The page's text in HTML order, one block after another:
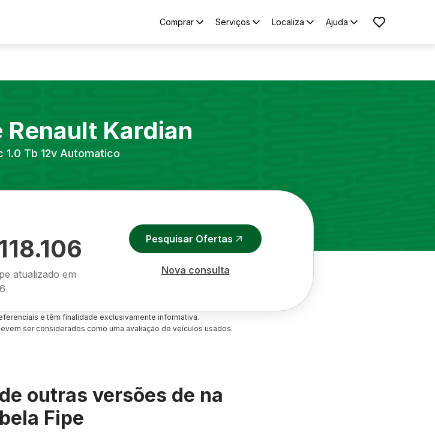
Comprar Serviços Localiza Ajuda
Renault Kardian
1.0 Tb 12v Automatico
atualizado em
Pesquisar Ofertas
Nova consulta
e têm finalidade exclusivamente informativa.
ser considerados como uma avaliação de veículos usados.
outras versões de na
Fipe